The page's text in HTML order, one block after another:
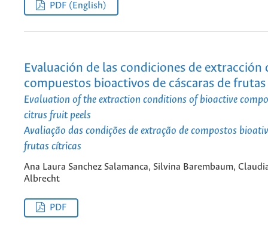
PDF (English)
Evaluación de las condiciones de extracción
compuestos bioactivos de cáscaras de
Evaluation of the extraction conditions of bioactive
citrus fruit peels
Avaliação das condições de extração de compostos
frutas cítricas
Ana Laura Sanchez Salamanca, Silvina Barembaum,
Albrecht
PDF